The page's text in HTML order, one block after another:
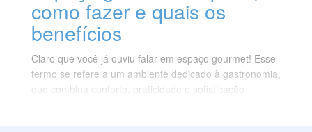
como fazer e quais os
benefícios
Claro que você já ouviu falar em espaço gourmet! Esse
termo se refere a um ambiente dedicado à gastronomia,
que combina conforto, praticidade e sofisticação.